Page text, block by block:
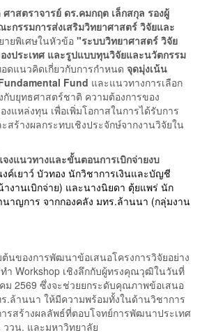
ศาสตราจารย์ ดร.คมกฤต เล็กสกุล รองผู้
กรรมการส่งเสริมวิทยาศาสตร์ วิจัยและ
ายพิเศษในหัวข้อ "ระบบวิทยาศาสตร์ วิจัย
งประเทศ และรูปแบบทุนวิจัยและนวัตกรรม
ดแนวคิดเกี่ยวกับการกำหนด จุดมุ่งเน้น
Fund และแนวทางการเลือก
กับยุทธศาสตร์ชาติ ความต้องการของ
งแหล่งทุน เพื่อเพิ่มโอกาสในการได้รับการ
ร้างผลกระทบเชิงประจักษ์จากงานวิจัยใน
งแนวทางและขั้นตอนการเบิกจ่ายงบ
ค์เยาว์ บัวทอง นักวิชาการเงินและบัญชี
งานเบิกจ่าย) และนางนิยดา ตุ้ยแพร่ นัก
าญการ จากกองคลัง มทร.ล้านนา (กลุ่มงาน
นของการพัฒนาข้อเสนอโครงการวิจัยอย่าง
ำ Workshop เชิงลึกกับผู้ทรงคุณวุฒิในวันที่
ม 2569 ซึ่งจะช่วยยกระดับคุณภาพข้อเสนอ
.ล้านนา ให้มีความพร้อมทั้งในด้านวิชาการ
รสร้างผลลัพธ์ที่ตอบโจทย์การพัฒนาประเทศ
วน. และมหาวิทยาลัย